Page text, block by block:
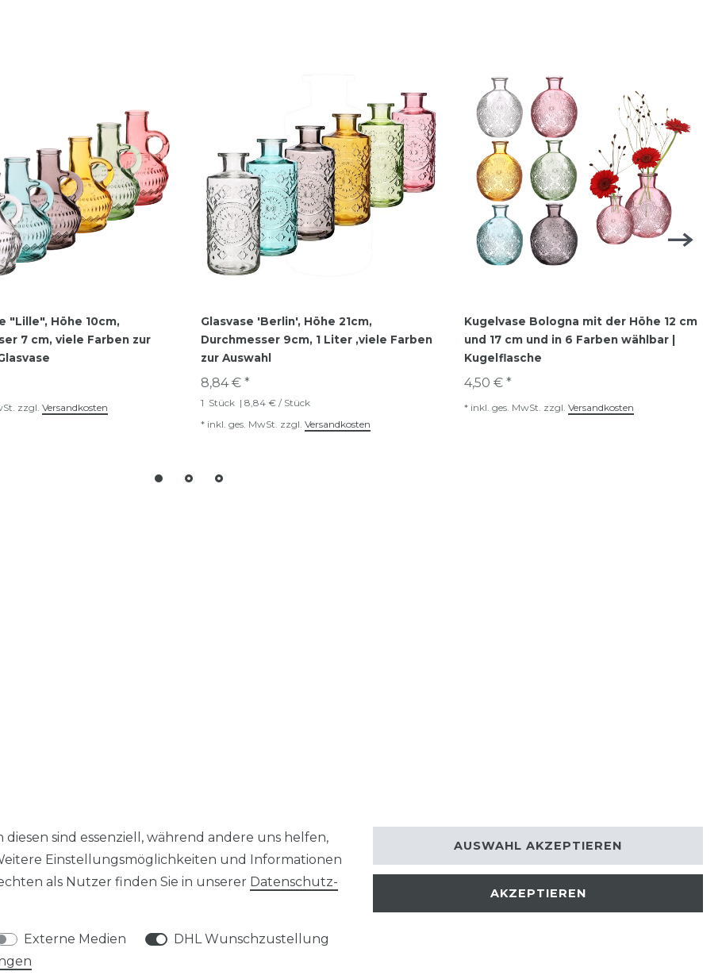
"Lille", Höhe 10cm,
7 cm, viele Farben zur
zzgl. Versandkosten
Glasvase 'Berlin', Höhe 21cm,
Durchmesser 9cm, 1 Liter ,viele Farben
zur Auswahl
8,84 € *
1 Stück | 8,84 € / Stück
* inkl. ges. MwSt. zzgl. Versandkosten
Kugelvase Bologna mit der Höhe 12 cm
und 17 cm und in 6 Farben wählbar |
Kugelflasche
4,50 € *
* inkl. ges. MwSt. zzgl. Versandkosten
sind essenziell, während andere uns helfen,
Einstellungsmöglichkeiten und Informationen
als Nutzer finden Sie in unserer Daten­schutz­
Externe Medien
DHL Wunschzustellung
AKZEPTIEREN
AUSWAHL AKZEPTIEREN